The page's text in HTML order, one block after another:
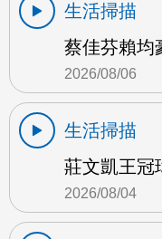
生活掃描
蔡佳芬賴均
2026/08/06
生活掃描
莊文凱王
2026/08/04